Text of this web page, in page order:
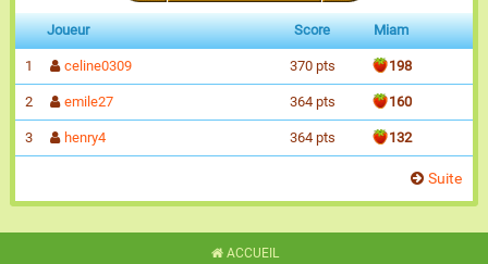
Joueur Score Miam
1 celine0309 370 pts 198
2 emile27 364 pts 160
3 henry4 364 pts 132
Suite
ACCUEIL